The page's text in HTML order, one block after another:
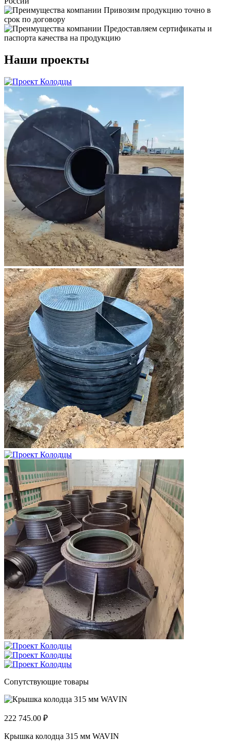
Привозим продукцию точно в
срок по договору
Предоставляем сертификаты и
паспорта качества на продукцию
Наши проекты
Сопутствующие товары
222 745.00 ₽
Крышка колодца 315 мм WAVIN